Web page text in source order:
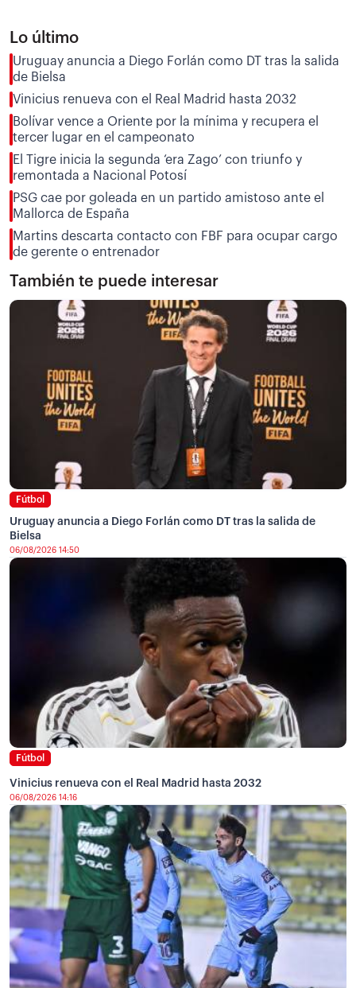
Lo último
Uruguay anuncia a Diego Forlán como DT tras la salida
de Bielsa
Vinicius renueva con el Real Madrid hasta 2032
Bolívar vence a Oriente por la mínima y recupera el
tercer lugar en el campeonato
El Tigre inicia la segunda ‘era Zago’ con triunfo y
remontada a Nacional Potosí
PSG cae por goleada en un partido amistoso ante el
Mallorca de España
Martins descarta contacto con FBF para ocupar cargo
de gerente o entrenador
También te puede interesar
Fútbol
Uruguay anuncia a Diego Forlán como DT tras la salida de
Bielsa
06/08/2026 14:50
Fútbol
Vinicius renueva con el Real Madrid hasta 2032
06/08/2026 14:16